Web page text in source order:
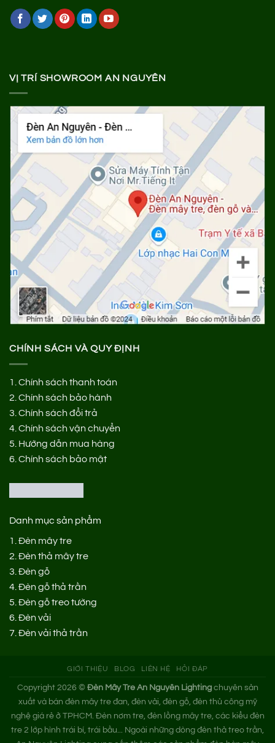
VỊ TRÍ SHOWROOM AN NGUYÊN
CHÍNH SÁCH VÀ QUY ĐỊNH
1. Chính sách thanh toán
2. Chính sách bảo hành
3. Chính sách đổi trả
4. Chính sách vận chuyển
5. Hướng dẫn mua hàng
6. Chính sách bảo mật
Danh mục sản phẩm
1. Đèn mây tre
2. Đèn thả mây tre
3. Đèn gỗ
4. Đèn gỗ thả trần
5. Đèn gỗ treo tường
6. Đèn vải
7. Đèn vải thả trần
GIỚI THIỆU BLOG LIÊN HỆ HỎI ĐÁP
Copyright 2026 © Đèn Mây Tre An Nguyên Lightingchuyên sản
xuất và bán đèn mây tre đan, đèn vải, đèn gỗ, đèn thủ công mỹ
nghệ giá rẻ ở TPHCM. Đèn nơm tre, đèn lồng mây tre, các kiểu đèn
tre 2 lớp hình trái bí, trái bầu... Ngoài những dòng đèn thả treo trần,